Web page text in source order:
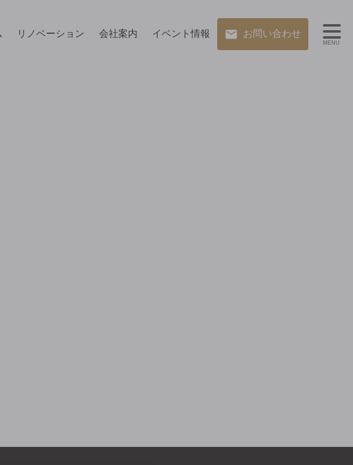
リノベーション 会社案内 イベント情報 お問い合わせ
MENU